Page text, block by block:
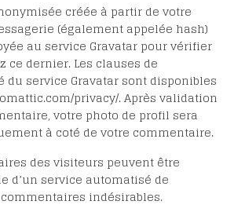
créée à partir de votre
(également appelée hash)
au service Gravatar pour vérifier
ce dernier. Les clauses de
service Gravatar sont disponibles
privacy/. Après validation
votre photo de profil sera
à coté de votre commentaire.
des visiteurs peuvent être
d’un service automatisé de
indésirables.